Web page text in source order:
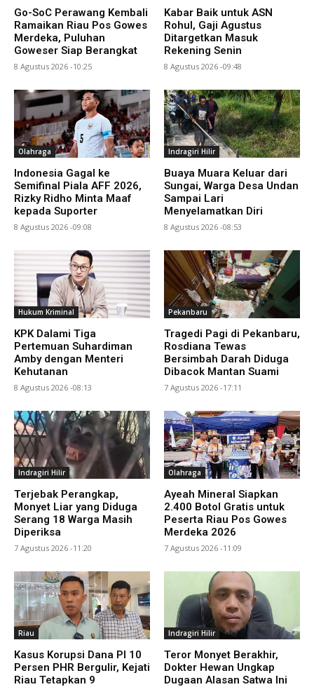
Go-SoC Perawang Kembali
Ramaikan Riau Pos Gowes
Merdeka, Puluhan
Goweser Siap Berangkat
8 Agustus 2026 -10:25
Kabar Baik untuk ASN
Rohul, Gaji Agustus
Ditargetkan Masuk
Rekening Senin
8 Agustus 2026 -09:48
Olahraga
Indonesia Gagal ke
Semifinal Piala AFF 2026,
Rizky Ridho Minta Maaf
kepada Suporter
8 Agustus 2026 -09:08
Indragiri Hilir
Buaya Muara Keluar dari
Sungai, Warga Desa Undan
Sampai Lari
Menyelamatkan Diri
8 Agustus 2026 -08:53
Hukum Kriminal
KPK Dalami Tiga
Pertemuan Suhardiman
Amby dengan Menteri
Kehutanan
8 Agustus 2026 -08:13
Pekanbaru
Tragedi Pagi di Pekanbaru,
Rosdiana Tewas
Bersimbah Darah Diduga
Dibacok Mantan Suami
7 Agustus 2026 -17:11
Indragiri Hilir
Terjebak Perangkap,
Monyet Liar yang Diduga
Serang 18 Warga Masih
Diperiksa
7 Agustus 2026 -11:20
Olahraga
Ayeah Mineral Siapkan
2.400 Botol Gratis untuk
Peserta Riau Pos Gowes
Merdeka 2026
7 Agustus 2026 -11:09
Riau
Kasus Korupsi Dana PI 10
Persen PHR Bergulir, Kejati
Riau Tetapkan 9
Indragiri Hilir
Teror Monyet Berakhir,
Dokter Hewan Ungkap
Dugaan Alasan Satwa Ini